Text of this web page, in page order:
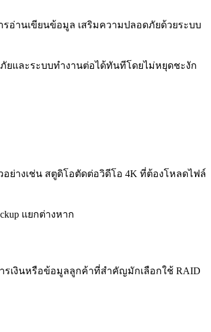
ารอ่านเขียนข้อมูล เสริมความปลอดภัยด้วยระบบ
ยและระบบทำงานต่อได้ทันทีโดยไม่หยุดชะงัก
ย่างเช่น สตูดิโอตัดต่อวิดีโอ 4K ที่ต้องโหลดไฟล์
แยกต่างหาก
รเงินหรือข้อมูลลูกค้าที่สำคัญมักเลือกใช้ RAID